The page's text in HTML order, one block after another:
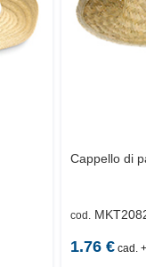
Cappello di
cod.
1.76€ cad.